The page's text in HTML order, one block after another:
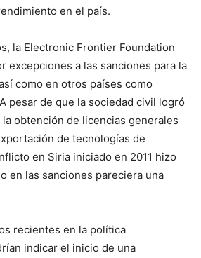
en el país.
la Electronic Frontier Foundation
excepciones a las sanciones para la
como en otros países como
pesar de que la sociedad civil logró
obtención de licencias generales
de tecnologías de
en Siria iniciado en 2011 hizo
en las sanciones pareciera una
recientes en la política
indicar el inicio de una